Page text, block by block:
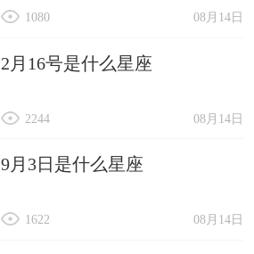
08月14日
1080
2月16号是什么星座
08月14日
2244
9月3日是什么星座
08月14日
1622